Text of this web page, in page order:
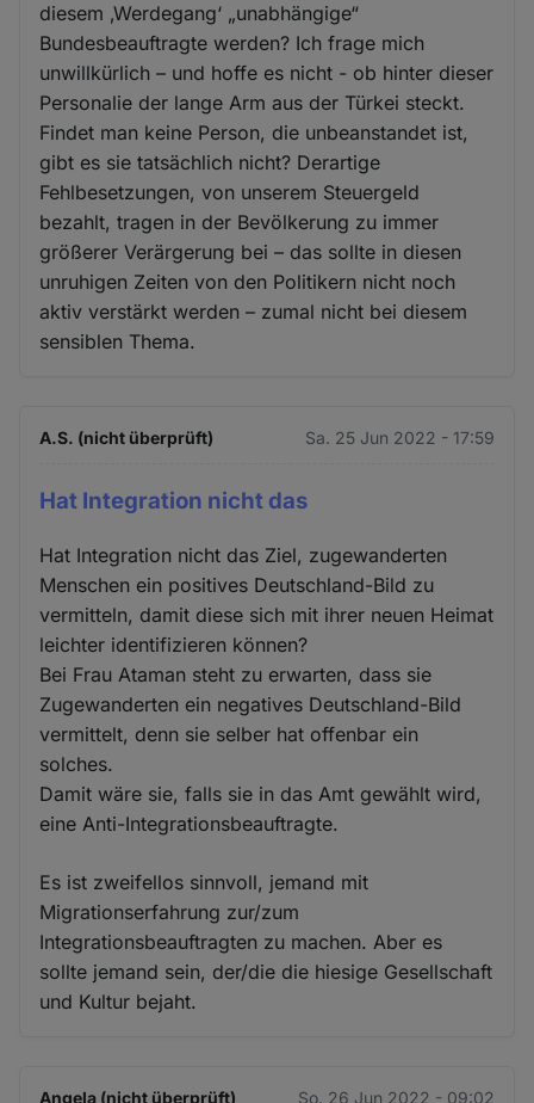
diesem ‚Werdegang‘ „unabhängige“
Bundesbeauftragte werden? Ich frage mich
unwillkürlich – und hoffe es nicht - ob hinter dieser
Personalie der lange Arm aus der Türkei steckt.
Findet man keine Person, die unbeanstandet ist,
gibt es sie tatsächlich nicht? Derartige
Fehlbesetzungen, von unserem Steuergeld
bezahlt, tragen in der Bevölkerung zu immer
größerer Verärgerung bei – das sollte in diesen
unruhigen Zeiten von den Politikern nicht noch
aktiv verstärkt werden – zumal nicht bei diesem
sensiblen Thema.
A.S. (nicht überprüft) Sa. 25 Jun 2022 - 17:59
Hat Integration nicht das
Hat Integration nicht das Ziel, zugewanderten
Menschen ein positives Deutschland-Bild zu
vermitteln, damit diese sich mit ihrer neuen Heimat
leichter identifizieren können?
Bei Frau Ataman steht zu erwarten, dass sie
Zugewanderten ein negatives Deutschland-Bild
vermittelt, denn sie selber hat offenbar ein
solches.
Damit wäre sie, falls sie in das Amt gewählt wird,
eine Anti-Integrationsbeauftragte.
Es ist zweifellos sinnvoll, jemand mit
Migrationserfahrung zur/zum
Integrationsbeauftragten zu machen. Aber es
sollte jemand sein, der/die die hiesige Gesellschaft
und Kultur bejaht.
Angela (nicht überprüft) So. 26 Jun 2022 - 09:02